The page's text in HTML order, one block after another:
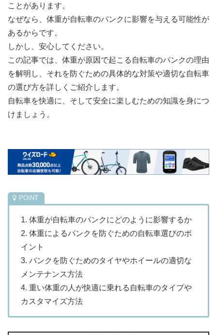
ことがあります。
なぜなら、体重が自転車のパンクに影響を与える可能性が
あるからです。
しかし、安心してください。
この記事では、体重が原因で起こる自転車のパンクの理由
を解明し、それを防ぐための具体的な対策や適切な自転車
の選び方を詳しくご紹介します。
自転車を快適に、そして安全に楽しむための知識を身につ
けましょう。
1. 体重が自転車のパンクにどのように影響するか
2. 体重によるパンクを防ぐための自転車選びのポ
イント
3. パンクを防ぐためのタイヤやホイールの適切な
メンテナンス方法
4. 重い体重の人が快適に乗れる自転車のタイプや
カスタマイズ方法